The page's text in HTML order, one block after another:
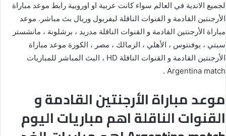
لجميع الاندية في العالم سواء كانت عربية او اوروبية رابط موعد مباراة
الأرجنتين القادمة و القنوات الناقلة ليفربول وريال بث مباشر. موعد
مباراة الأرجنتين القادمة و القنوات الناقلة مدريد ، برشلونة ، مانشستر
سيتي ، يوفنتوس ، الأهلي ، الزمالك ، مصر ، الكورة موعد مباراة
الأرجنتين القادمة و القنوات الناقلة HD ، البث المباشر للمباريات
Argentina match .
موعد مباراة الأرجنتين القادمة و
القنوات الناقلة اهم مباريات اليوم